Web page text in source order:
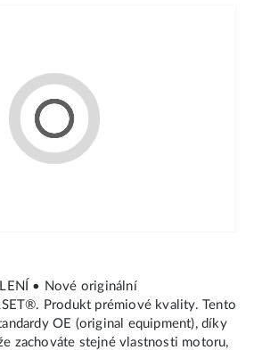
• Nové originální
Produkt prémiové kvality. Tento
OE (original equipment), díky
zachováte stejné vlastnosti motoru,